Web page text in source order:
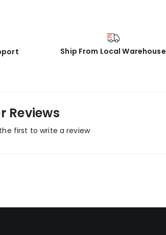
Ship From Local Warehouse
Reviews
first to write a review